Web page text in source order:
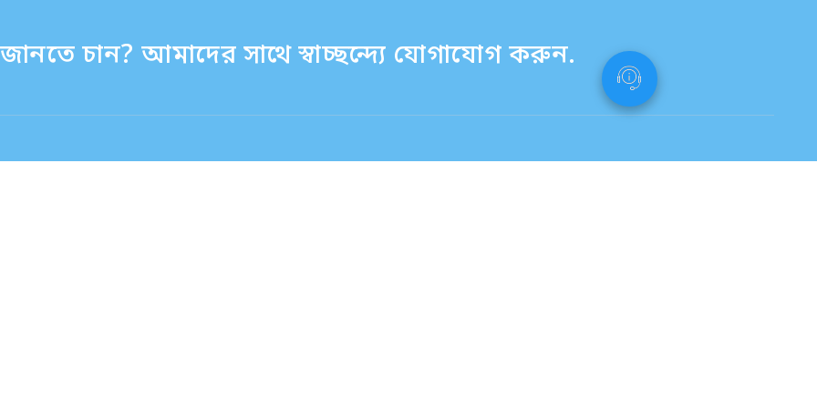
চান? আমাদের সাথে স্বাচ্ছন্দ্যে যোগাযোগ করুন.